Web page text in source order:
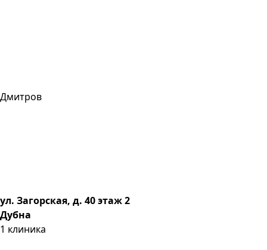
Дмитров
ул. Загорская, д. 40 этаж 2
Дубна
1 клиника